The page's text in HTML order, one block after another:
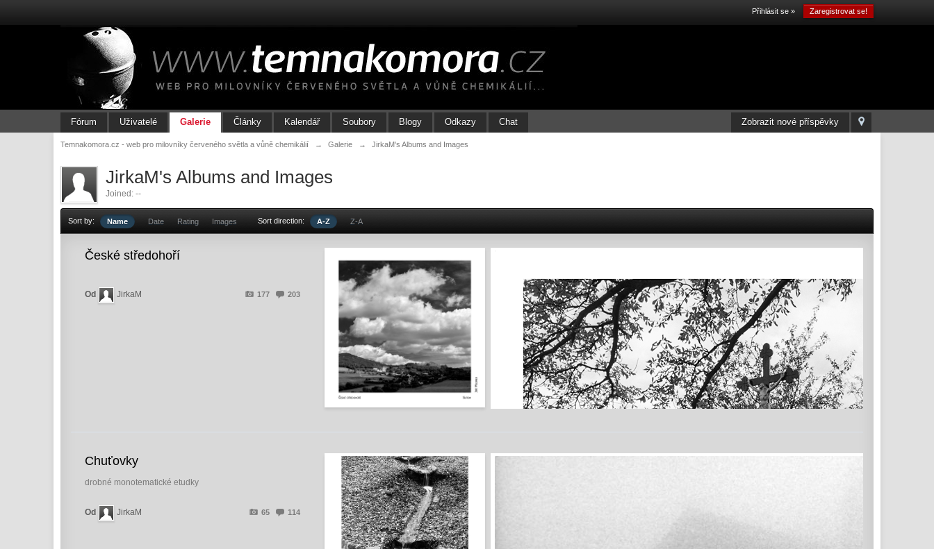
Přihlásit se » Zaregistrovat se!
Zobrazit nové příspěvky
Fórum Uživatelé Galerie Články Kalendář Soubory Blogy Odkazy Chat
Temnakomora.cz - web pro milovníky červeného světla a vůně chemikálií → Galerie → JirkaM's Albums and Images
JirkaM's Albums and Images
Joined: --
Sort by: Name Date Rating Images Sort direction: A-Z Z-A
České středohoří
177 203
Od JirkaM
Chuťovky
drobné monotematické etudky
65 114
Od JirkaM